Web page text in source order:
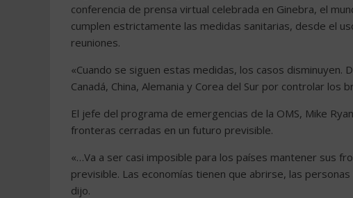
conferencia de prensa virtual celebrada en Ginebra, el
cumplen estrictamente las medidas sanitarias, desde el
reuniones.
«Cuando se siguen estas medidas, los casos disminuyen.
Canadá, China, Alemania y Corea del Sur por controlar los
El jefe del programa de emergencias de la OMS, Mike
fronteras cerradas en un futuro previsible.
«…Va a ser casi imposible para los países mantener sus
previsible. Las economías tienen que abrirse, las
dijo.